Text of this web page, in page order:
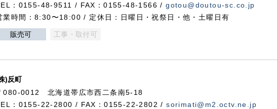
：0155-48-9511 / FAX：0155-48-1566 /gotou@doutou-sc.co.jp
業時間：8:30〜18:00 / 定休日：日曜日・祝祭日・他・土曜日有
販売可 工事・取付可
)反町
080-0012 北海道帯広市西二条南5-18
：0155-22-2800 / FAX：0155-22-2802 /sorimati@m2.octv.ne.jp